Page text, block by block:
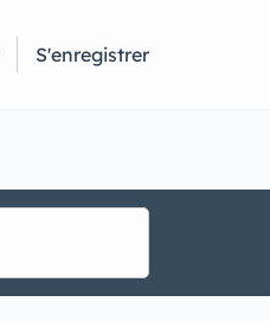
S'enregistrer